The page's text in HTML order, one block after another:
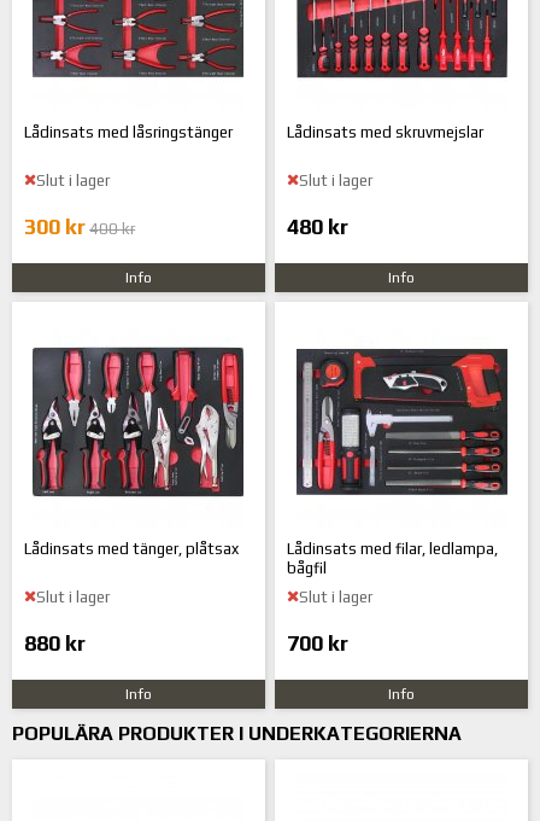
Lådinsats med låsringstänger
Slut i lager
300 kr 400 kr
Info
Lådinsats med skruvmejslar
Slut i lager
480 kr
Info
Lådinsats med tänger, plåtsax
Slut i lager
880 kr
Info
Lådinsats med filar, ledlampa,
bågfil
Slut i lager
700 kr
Info
POPULÄRA PRODUKTER I UNDERKATEGORIERNA